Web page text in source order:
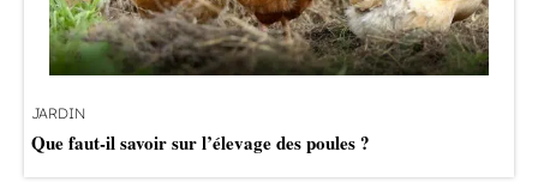
JARDIN
Que faut-il savoir sur l’élevage des poules ?